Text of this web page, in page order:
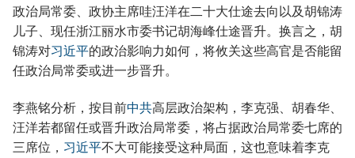
政治局常委、政协主席哇汪洋在二十大仕途去向以及胡锦涛
儿子、现任浙江丽水市委书记胡海峰仕途晋升。换言之，胡
锦涛对习近平的政治影响力如何，将攸关这些高官是否能留
任政治局常委或进一步晋升。
李燕铭分析，按目前中共高层政治架构，李克强、胡春华、
汪洋若都留任或晋升政治局常委，将占据政治局常委七席的
三席位， 习近平不大可能接受这种局面，这也意味着李克